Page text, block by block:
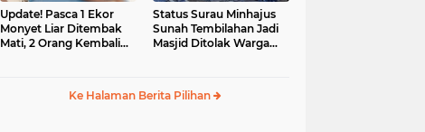
Update! Pasca 1 Ekor
Monyet Liar Ditembak
Mati, 2 Orang Kembali
Status Surau Minhajus
Sunah Tembilahan Jadi
Masjid Ditolak Warga
Ke Halaman Berita Pilihan